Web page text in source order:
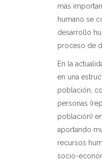
más
humano se
desarrollo
proceso de
En la
en una
población,
personas
población)
aportando
recursos
socio-